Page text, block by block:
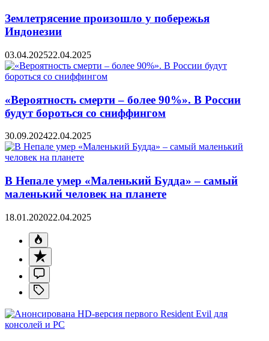
Землетрясение произошло у побережья
Индонезии
03.04.202522.04.2025
«Вероятность смерти – более 90%». В России
будут бороться со сниффингом
30.09.202422.04.2025
В Непале умер «Маленький Будда» – самый
маленький человек на планете
18.01.202022.04.2025